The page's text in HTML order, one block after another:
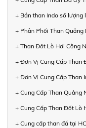
+ Bán than Indo số lượng
+ Phân Phối Than Quảng
+ Than Đốt Lò Hơi Công
+ Đơn Vị Cung Cấp Than
+ Đơn Vị Cung Cấp Than
+ Cung Cấp Than Quảng
+ Cung Cấp Than Đốt Lò
+ Cung cấp than đá tại